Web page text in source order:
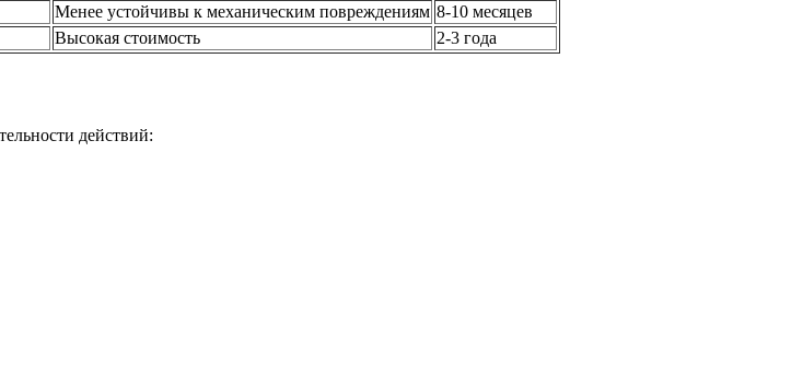
Менее устойчивы к механическим повреждениям 8-10 месяцев
Высокая стоимость 2-3 года
действий: